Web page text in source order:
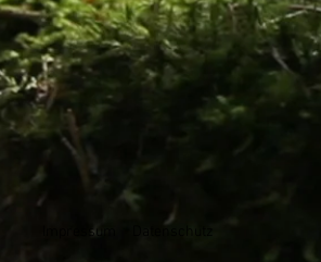
Impressum